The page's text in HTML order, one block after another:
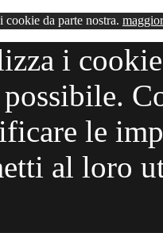
da parte nostra.
i
le
al loro